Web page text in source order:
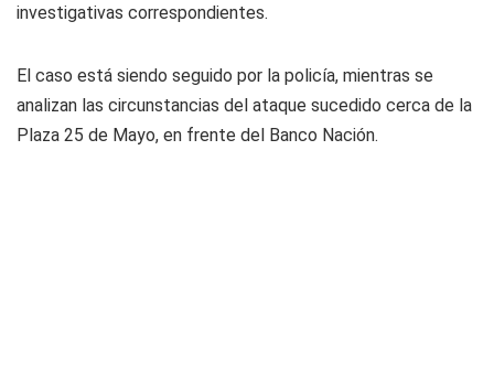
investigativas correspondientes.
El caso está siendo seguido por la policía, mientras se
analizan las circunstancias del ataque sucedido cerca de la
Plaza 25 de Mayo, en frente del Banco Nación.